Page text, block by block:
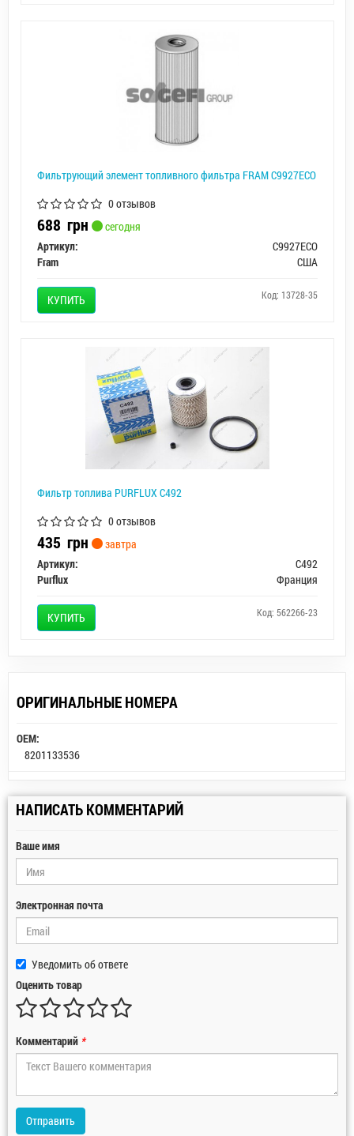
Фильтрующий элемент топливного фильтра FRAM C9927ECO
0 отзывов
688 грн
сегодня
Артикул:
C9927ECO
Fram
США
КУПИТЬ Код: 13728-35
Фильтр топлива PURFLUX C492
0 отзывов
435 грн
завтра
Артикул:
C492
Purflux
Франция
КУПИТЬ Код: 562266-23
ОРИГИНАЛЬНЫЕ НОМЕРА
OEM:
8201133536
НАПИСАТЬ КОММЕНТАРИЙ
Ваше имя
Электронная почта
Уведомить об ответе
Оценить товар
Комментарий *
Отправить